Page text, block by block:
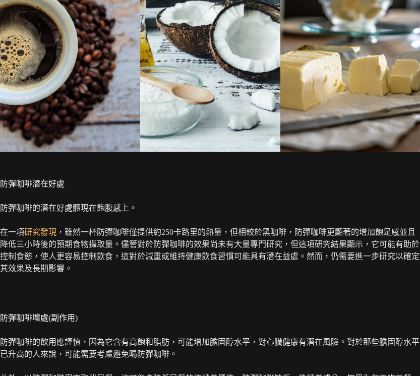
防彈咖啡潛在好處
防彈咖啡的潛在好處體現在飽腹感上。
在一項研究發現 ，雖然一杯防彈咖啡僅提供約250卡路里的熱量，但相較於黑咖啡，防彈咖啡更顯著的增加飽足感並且
降低三小時後的預期食物攝取量。儘管對於防彈咖啡的效果尚未有大量專門研究，但這項研究結果顯示，它可能有助於
控制食慾，使人更容易控制飲食，這對於減重或維持健康飲食習慣可能具有潛在益處。然而，仍需要進一步研究以確定
其效果及長期影響。
防彈咖啡壞處(副作用)
防彈咖啡的飲用應謹慎，因為它含有高飽和脂肪，可能增加膽固醇水平，對心臟健康有潛在風險。對於那些膽固醇水平
已升高的人來說，可能需要考慮避免喝防彈咖啡。